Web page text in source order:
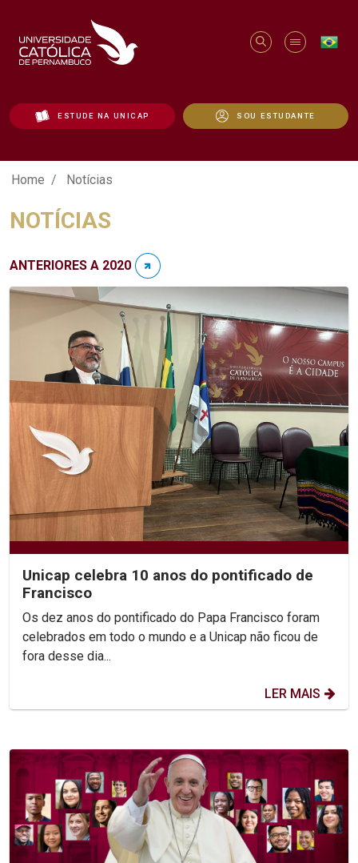
ESTUDE NA UNICAP SOU ESTUDANTE
Notícias - Unicap
Home Notícias
NOTÍCIAS
ANTERIORES A 2020
Unicap celebra 10 anos do pontificado de
Francisco
Os dez anos do pontificado do Papa Francisco foram
celebrados em todo o mundo e a Unicap não ficou de
fora desse dia...
LER MAIS